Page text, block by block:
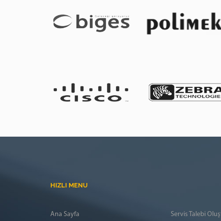
HIZLI MENU
Ana Sayfa Servis Talebi